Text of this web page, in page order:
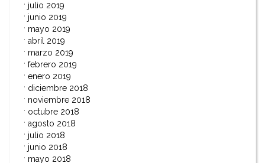
julio 2019
junio 2019
mayo 2019
abril 2019
marzo 2019
febrero 2019
enero 2019
diciembre 2018
noviembre 2018
octubre 2018
agosto 2018
julio 2018
junio 2018
mayo 2018